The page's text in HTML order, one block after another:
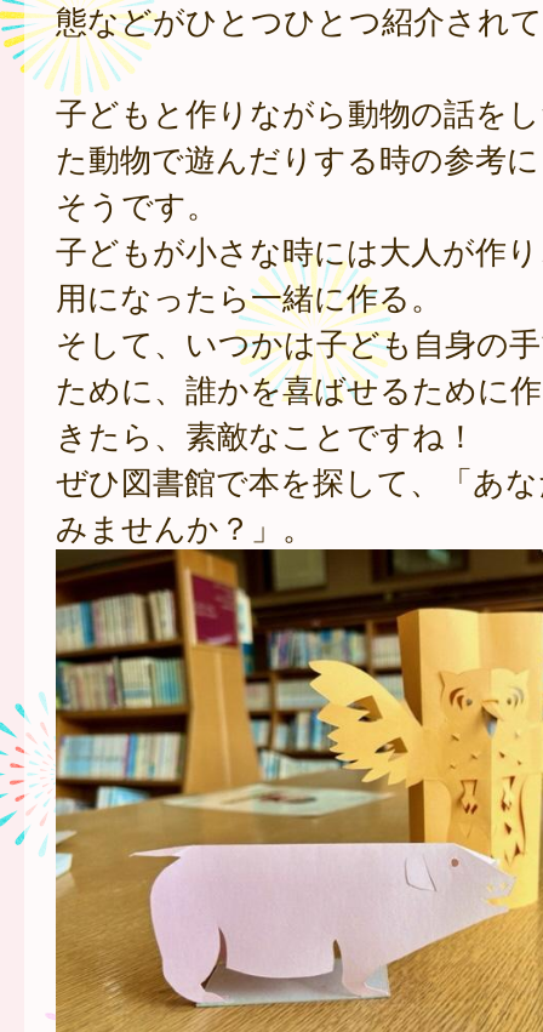
態などがひとつひとつ紹介され
子どもと作りながら動物の話を
た動物で遊んだりする時の参考
そうです。
子どもが小さな時には大人が作
用になったら一緒に作る。
そして、いつかは子ども自身の
ために、誰かを喜ばせるために
きたら、素敵なことですね！
ぜひ図書館で本を探して、「あ
みませんか？」。